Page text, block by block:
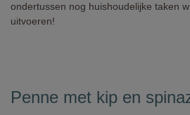
ondertussen nog huishoudelijke taken
uitvoeren!
Penne met kip en